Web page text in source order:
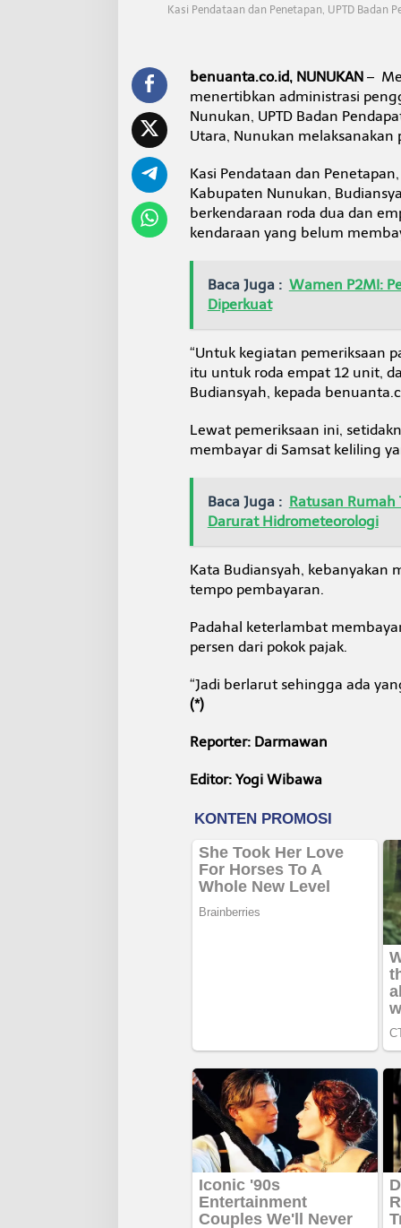
n
,
P
a
l
g
B
a
n
k
R
o
d
2
Kasi Pendataan dan Penetapan, UPTD Badan
benuanta.co.id, NUNUKAN–
menertibkan administrasi
Nunukan, UPTD Badan
Utara, Nunukan melaksanakan
Kasi Pendataan dan
Kabupaten Nunukan,
berkendaraan roda dua dan
kendaraan yang belum
Baca Juga : Wamen P2MI:
Diperkuat
“Untuk kegiatan pemeriksaan
itu untuk roda empat 12 unit,
Budiansyah, kepada
Lewat pemeriksaan ini,
membayar di Samsat keliling
Baca Juga : Ratusan Rumah
Darurat Hidrometeorologi
Kata Budiansyah, kebanyakan
tempo pembayaran.
Padahal keterlambat
persen dari pokok pajak.
“Jadi berlarut sehingga ada
(*)
Reporter: Darmawan
Editor: Yogi Wibawa